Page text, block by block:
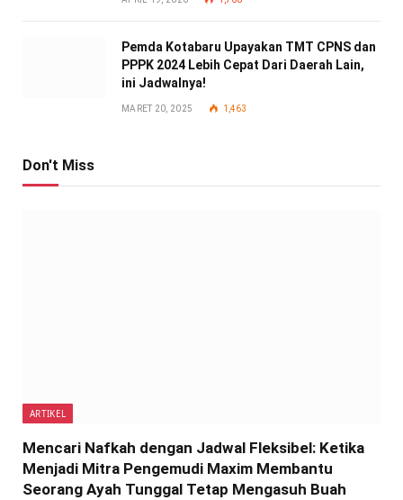
Pemda Kotabaru Upayakan TMT CPNS dan
PPPK 2024 Lebih Cepat Dari Daerah Lain,
ini Jadwalnya!
MARET 20, 2025 1,463
Don't Miss
ARTIKEL
Mencari Nafkah dengan Jadwal Fleksibel: Ketika
Menjadi Mitra Pengemudi Maxim Membantu
Seorang Ayah Tunggal Tetap Mengasuh Buah